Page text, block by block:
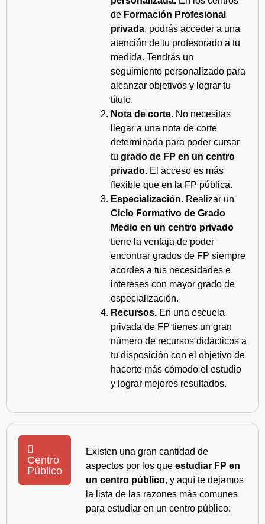
de Formación Profesional
privada, podrás acceder a una
atención de tu profesorado a tu
medida. Tendrás un
seguimiento personalizado para
alcanzar objetivos y lograr tu
título.
Nota de corte. No necesitas
llegar a una nota de corte
determinada para poder cursar
tu grado de FP en un centro
privado. El acceso es más
flexible que en la FP pública.
Especialización. Realizar un
Ciclo Formativo de Grado
Medio en un centro privado
tiene la ventaja de poder
encontrar grados de FP siempre
acordes a tus necesidades e
intereses con mayor grado de
especialización.
Recursos. En una escuela
privada de FP tienes un gran
número de recursos didácticos a
tu disposición con el objetivo de
hacerte más cómodo el estudio
y lograr mejores resultados.
Centro
Público
Existen una gran cantidad de
aspectos por los que estudiar FP en
un centro público, y aquí te dejamos
la lista de las razones más comunes
para estudiar en un centro público: